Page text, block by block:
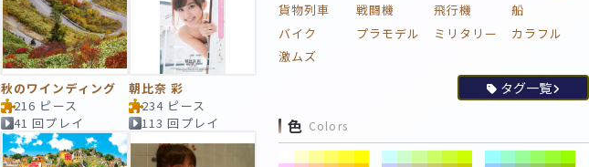
秋のワインディング
216 ピース
41 回プレイ
朝比奈 彩
234 ピース
113 回プレイ
貨物列車
戦闘機 飛行機
船
バイク
プラモデル ミリタリー
カラフル
激ムズ
タグ一覧
色 Colors